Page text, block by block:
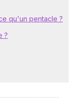
qu'un pentacle ?
?